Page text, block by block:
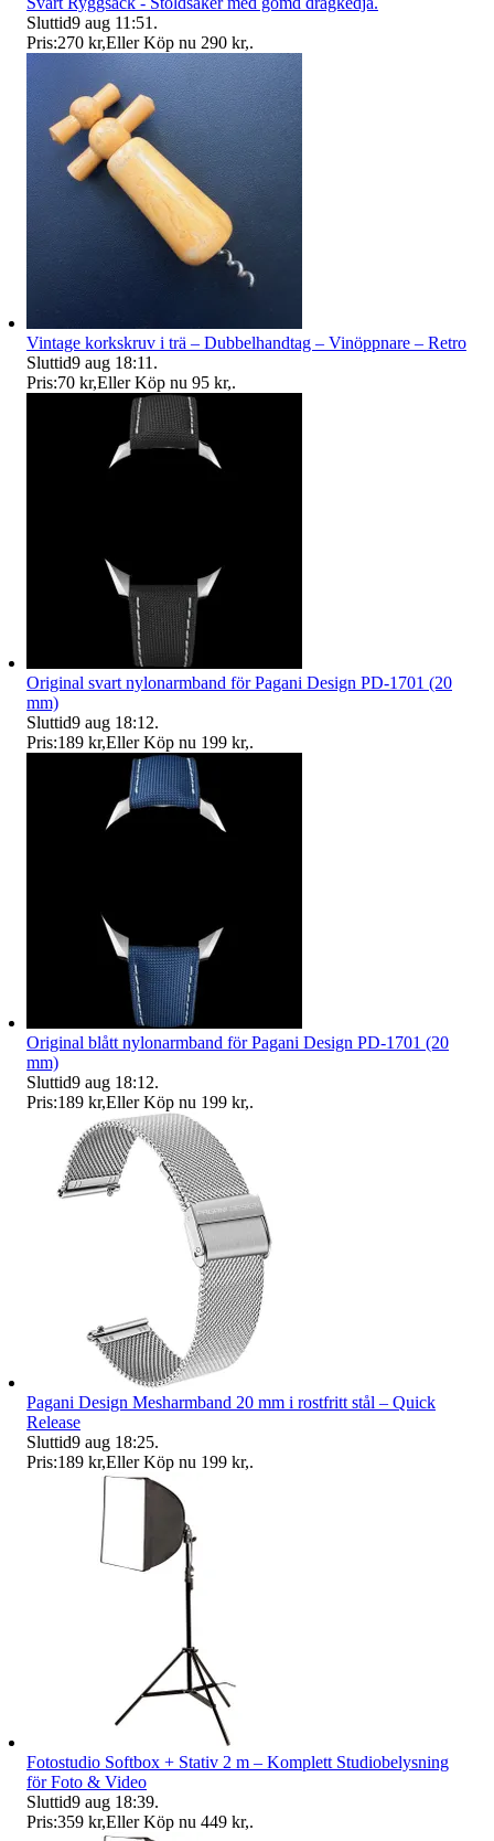
Sluttid9 aug 11:51 .
Pris:270 kr,Eller Köp nu 290 kr,.
Vintage korkskruv i trä – Dubbelhandtag – Vinöppnare – Retro
Sluttid9 aug 18:11 .
Pris:70 kr,Eller Köp nu 95 kr,.
Original svart nylonarmband för Pagani Design PD-1701 (20
mm)
Sluttid9 aug 18:12.
Pris:189 kr,Eller Köp nu 199 kr,.
Original blått nylonarmband för Pagani Design PD-1701 (20
mm)
Sluttid9 aug 18:12.
Pris:189 kr,Eller Köp nu 199 kr,.
Pagani Design Mesharmband 20 mm i rostfritt stål – Quick
Release
Sluttid9 aug 18:25.
Pris:189 kr,Eller Köp nu 199 kr,.
Fotostudio Softbox + Stativ 2 m – Komplett Studiobelysning
för Foto & Video
Sluttid9 aug 18:39.
Pris:359 kr,Eller Köp nu 449 kr,.